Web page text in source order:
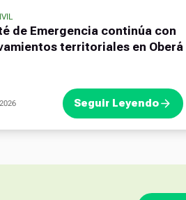
de Emergencia continúa con
territoriales en Oberá
Seguir Leyendo